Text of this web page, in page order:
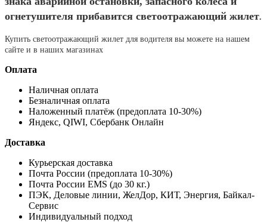
огнетушителя прибавится светоотражающий жилет.
Купить светоотражающий жилет для водителя вы можете на нашем
сайте и в наших магазинах
Оплата
Наличная оплата
Безналичная оплата
Наложенный платёж (предоплата 10-30%)
Яндекс, QIWI, Сбербанк Онлайн
Доставка
Курьерская доставка
Почта России (предоплата 10-30%)
Почта России EMS (до 30 кг.)
ПЭК, Деловые линии, ЖелДор, КИТ, Энергия, Байкал-
Сервис
Индивидуальный подход